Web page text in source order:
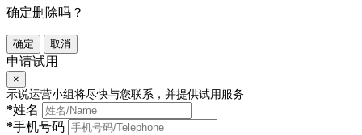
确定删除吗？
确定 取消
申请试用
×
示说运营小组将尽快与您联系，并提供试用服务
*姓名
*手机号码